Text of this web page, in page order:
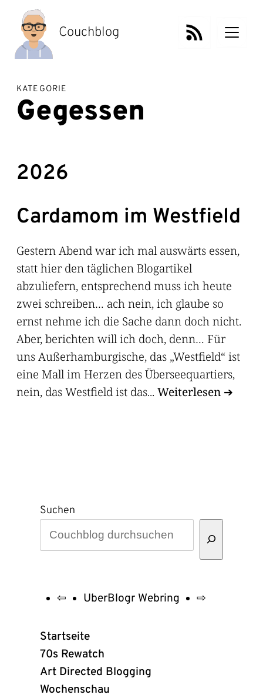
Inhalt
springen
Couchblog
KATEGORIE
Gegessen
2026
Cardamom im Westfield
Gestern Abend war ich mal auswärts essen,
statt hier den täglichen Blogartikel
abzuliefern, entsprechend muss ich heute
zwei schreiben… ach nein, ich glaube so
ernst nehme ich die Sache dann doch nicht.
Aber, berichten will ich doch, denn… Für
uns Außerhamburgische, das „Westfield“ ist
eine Mall im Herzen des Überseequartiers,
nein, das Westfield ist das... Weiterlesen
Suchen
UberBlogr
Webring
Links
⇦ UberBlogr Webring ⇨
Startseite
70s Rewatch
Art Directed Blogging
Wochenschau